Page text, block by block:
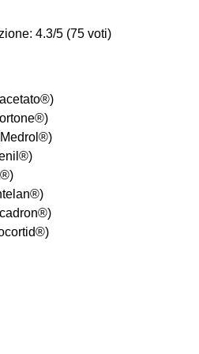
4.3/5 (75 voti)